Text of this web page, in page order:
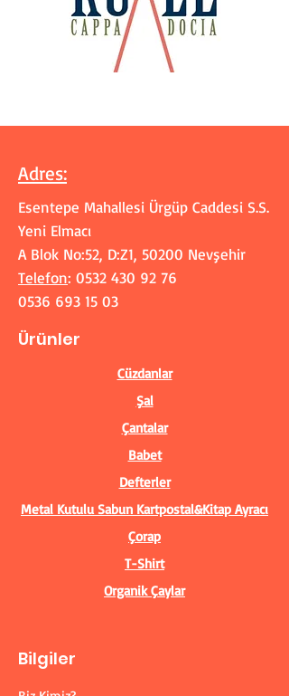
Adres:
Esentepe Mahallesi Ürgüp Caddesi S.S.
Yeni Elmacı
A Blok No:52, D:Z1, 50200 Nevşehir
Telefon: 0532 430 92 76
0536 693 15 03
Ürünler
Cüzdanlar
Şal
Çantalar
Babet
Defterler
Metal Kutulu Sabun Kartpostal&Kitap Ayracı
Çorap
T-Shirt
Organik Çaylar
Bilgiler